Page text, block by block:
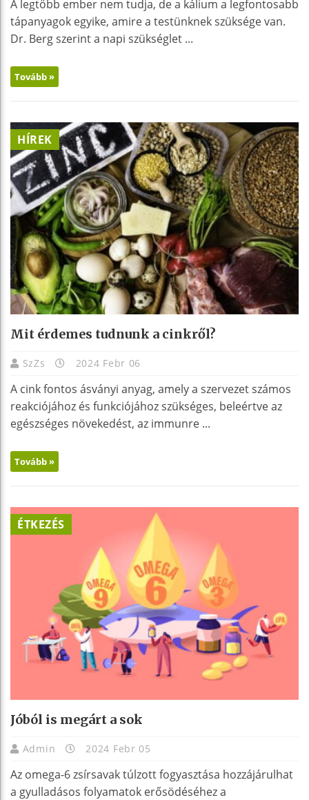
A legtöbb ember nem tudja, de a kálium a legfontosabb
tápanyagok egyike, amire a testünknek szüksége van.
Dr. Berg szerint a napi szükséglet ...
Tovább »
HÍREK
Mit érdemes tudnunk a cinkről?
SzZs 2024 Febr 06
A cink fontos ásványi anyag, amely a szervezet számos
reakciójához és funkciójához szükséges, beleértve az
egészséges növekedést, az immunre ...
Tovább »
ÉTKEZÉS
Jóból is megárt a sok
Admin 2024 Febr 05
Az omega-6 zsírsavak túlzott fogyasztása hozzájárulhat
a gyulladásos folyamatok erősödéséhez a